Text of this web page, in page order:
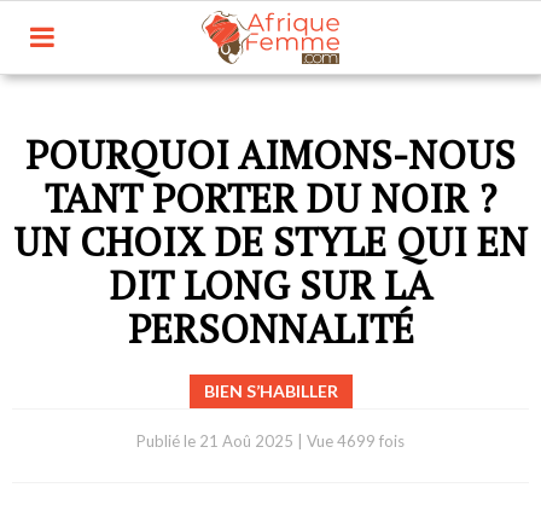
POURQUOI AIMONS-NOUS
TANT PORTER DU NOIR ?
UN CHOIX DE STYLE QUI EN
DIT LONG SUR LA
PERSONNALITÉ
BIEN S’HABILLER
Publié le 21 Aoû 2025 Vue 4699 fois